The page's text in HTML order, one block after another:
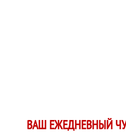
ВАШ ЕЖЕДНЕВНЫЙ